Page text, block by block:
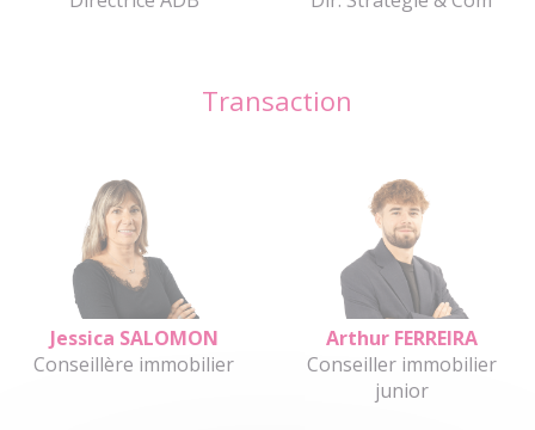
Transaction
Jessica SALOMON
Conseillère immobilier
Arthur FERREIRA
Conseiller immobilier
junior